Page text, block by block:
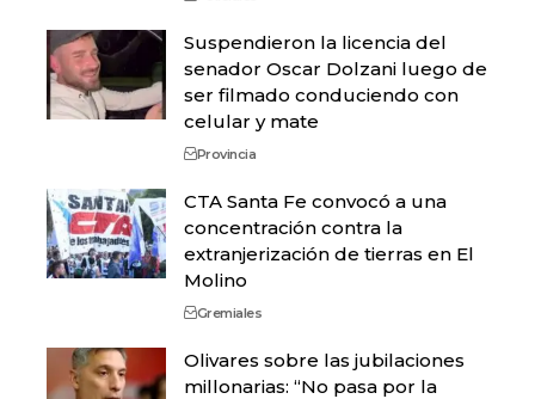
Suspendieron la licencia del
senador Oscar Dolzani luego de
ser filmado conduciendo con
celular y mate
Provincia
CTA Santa Fe convocó a una
concentración contra la
extranjerización de tierras en El
Molino
Gremiales
Olivares sobre las jubilaciones
millonarias: “No pasa por la